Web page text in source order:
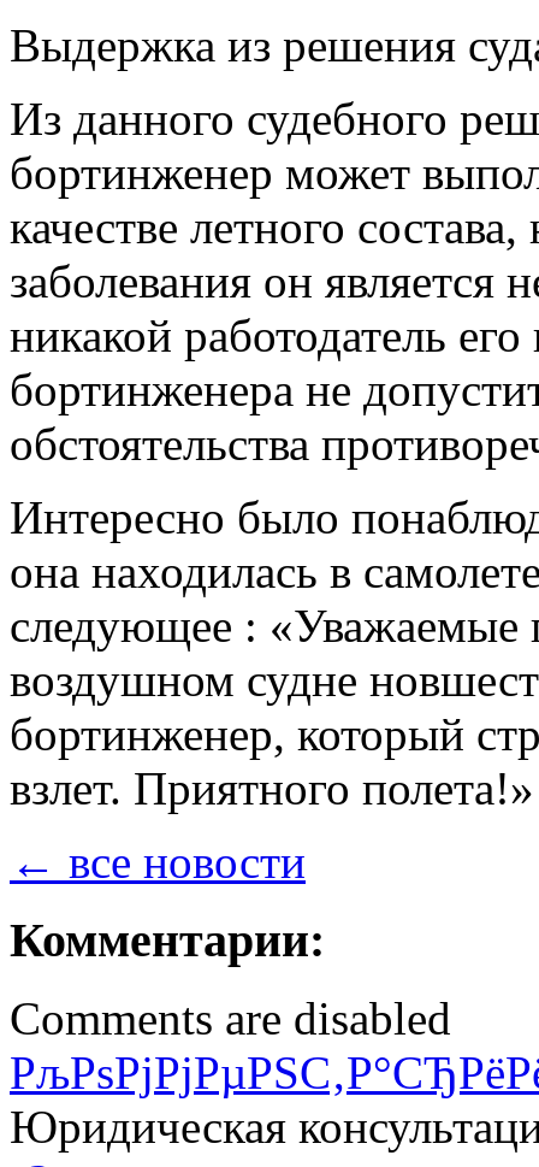
Выдержка из решения
Из данного судебного
бортинженер может
качестве летного
заболевания он является
никакой работодатель его
бортинженера не
обстоятельства
Интересно было
она находилась в
следующее :
воздушном судне
бортинженер, который
взлет. Приятного полета!»
← все новости
Комментарии:
Comments are disabled
Юридическая